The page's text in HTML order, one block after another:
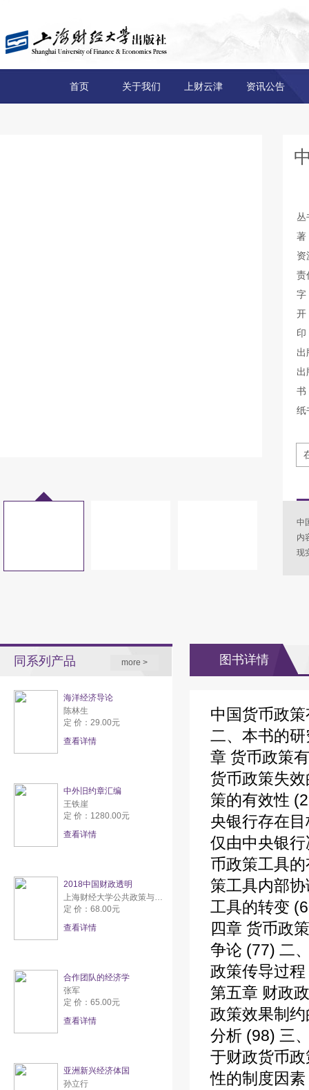
首页 关于我们 上财云津 资讯公告
丛
著
资
责
出
出
纸
中
内
现
同系列产品 more >
海洋经济导论
陈林生
定 价：29.00元
查看详情
中外旧约章汇编
王铁崖
定 价：1280.00元
查看详情
2018中国财政透明
上海财经大学公共政策与研究中心
定 价：68.00元
查看详情
合作团队的经济学
张军
定 价：65.00元
查看详情
亚洲新兴经济体国
孙立行
图书详情
中国货币政
二、本书的
章 货币政策
货币政策失
策的有效性
央银行存在
仅由中央银
币政策工具
策工具内部
工具的转变
四章 货币政
争论 (77) 二
政策传导过
第五章 财政
政策效果制
分析 (98) 三
于财政货币
性的制度因